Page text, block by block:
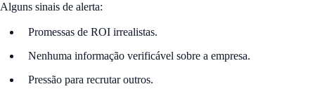
Alguns sinais de alerta:
Promessas de ROI irrealistas.
Nenhuma informação verificável ​​sobre a empresa.
Pressão para recrutar outros.